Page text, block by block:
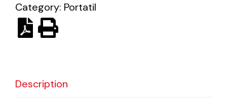
Variedad de soluciones solares para todo tipo
de necesidades.
Solar lighting
Category: Portatil
Description